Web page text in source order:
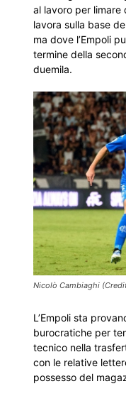
al lavoro per limare
lavora sulla base
ma dove l’Empoli
termine della
duemila.
Nicolò Cambiaghi
L’Empoli sta
burocratiche per
tecnico nella
con le relative
possesso del